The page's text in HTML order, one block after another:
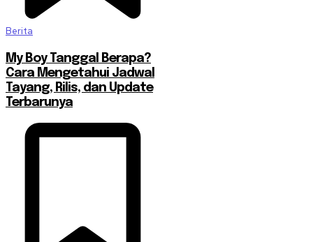
Berita
My Boy Tanggal Berapa?
Cara Mengetahui Jadwal
Tayang, Rilis, dan Update
Terbarunya